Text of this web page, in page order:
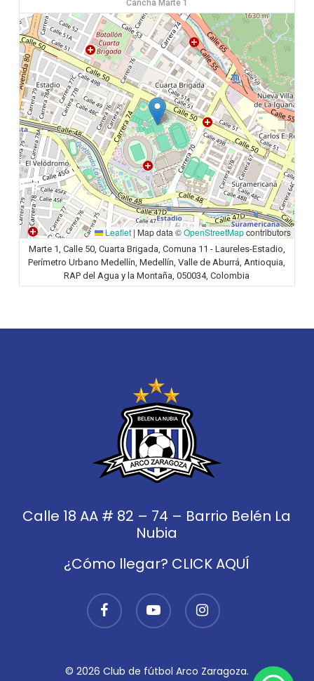
Cancha Marte 1
Leaflet | Map data ©OpenStreetMapcontributors
Marte 1, Calle 50, Cuarta Brigada, Comuna 11 - Laureles-Estadio,
Perímetro Urbano Medellín, Medellín, Valle de Aburrá, Antioquia,
RAP del Agua y la Montaña, 050034, Colombia
Calle 18 AA # 82 – 74 – Barrio Belén La
Nubia
¿Cómo llegar? CLICK AQUÍ
facebook youtube instagram
© 2026 Club de fútbol Arco Zaragoza.